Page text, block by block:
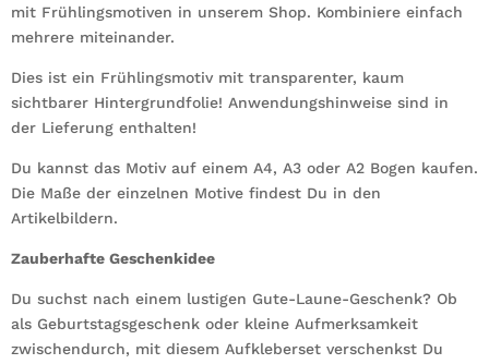
mit Frühlingsmotiven in unserem Shop. Kombiniere einfach
mehrere miteinander.
Dies ist ein Frühlingsmotiv mit transparenter, kaum
sichtbarer Hintergrundfolie! Anwendungshinweise sind in
der Lieferung enthalten!
Du kannst das Motiv auf einem A4, A3 oder A2 Bogen kaufen.
Die Maße der einzelnen Motive findest Du in den
Artikelbildern.
Zauberhafte Geschenkidee
Du suchst nach einem lustigen Gute-Laune-Geschenk? Ob
als Geburtstagsgeschenk oder kleine Aufmerksamkeit
zwischendurch, mit diesem Aufkleberset verschenkst Du